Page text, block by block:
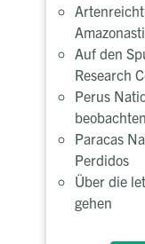
Auf den
Research
Perus
beobachten
Paracas
Perdidos
Über die
gehen